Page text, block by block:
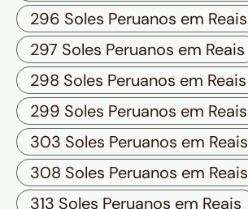
296 Soles Peruanos em Reais
297 Soles Peruanos em Reais
298 Soles Peruanos em Reais
299 Soles Peruanos em Reais
303 Soles Peruanos em Reais
308 Soles Peruanos em Reais
313 Soles Peruanos em Reais